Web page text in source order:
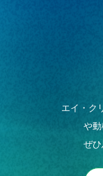
エイ・ク
や動
ぜ